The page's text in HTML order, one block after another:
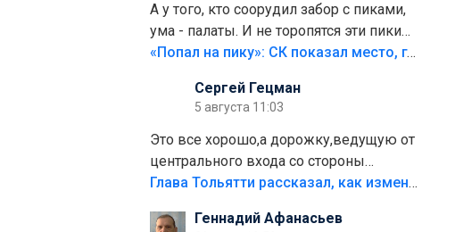
А у того, кто соорудил забор с пиками,
ума - палаты. И не торопятся эти пики
срезать
«Попал на пику»: СК показал место, где был смертельно травмирован ребенок в Тольятти
Сергей Гецман
5 августа 11:03
Это все хорошо,а дорожку,ведущую от
центрального входа со стороны
кафе"Мираж" к аттракционам слабо
плитки не хватило,т.к.осенью и зимой
Глава Тольятти рассказал, как изменится парк Центрального района
Геннадий Афанасьев